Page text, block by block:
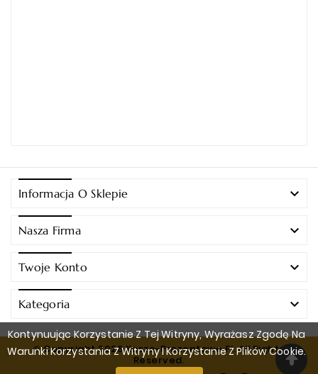
Kontynuując Korzystanie Z Tej Witryny, Wyrażasz Zgodę Na
Warunki Korzystania Z Witryny I Korzystanie Z Plików Cookie.
Informacja O Sklepie 
Nasza Firma 
Twoje Konto 
Kategoria 
© Copyright 2026 Kosze-Prezentowe.pl. All Rights
Reserved.